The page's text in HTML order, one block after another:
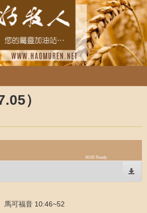
）
00:00 Ready
馬可福音 10:46~52